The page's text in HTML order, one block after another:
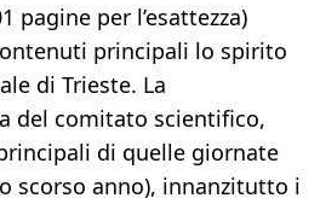
pagine per l’esattezza)
principali lo spirito
di Trieste. La
del comitato scientifico,
di quelle giornate
scorso anno), innanzitutto i